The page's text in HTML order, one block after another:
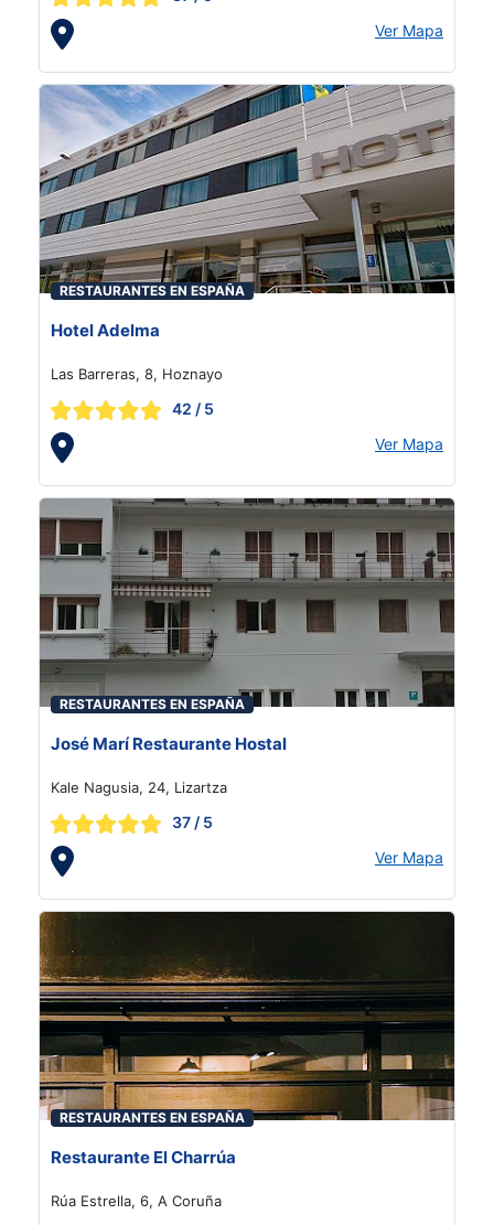
Ver Mapa
RESTAURANTES EN ESPAÑA
Hotel Adelma
Las Barreras, 8, Hoznayo
42 / 5
Ver Mapa
RESTAURANTES EN ESPAÑA
José Marí Restaurante Hostal
Kale Nagusia, 24, Lizartza
37 / 5
Ver Mapa
RESTAURANTES EN ESPAÑA
Restaurante El Charrúa
Rúa Estrella, 6, A Coruña